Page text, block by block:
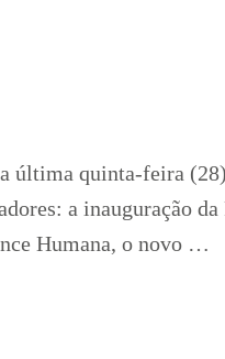
última quinta-feira
a inauguração
Humana, o novo …